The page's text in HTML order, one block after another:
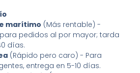
marítimo (Más rentable) -
pedidos al por mayor; tarda
días.
(Rápido pero caro) - Para
entrega en 5-10 días.